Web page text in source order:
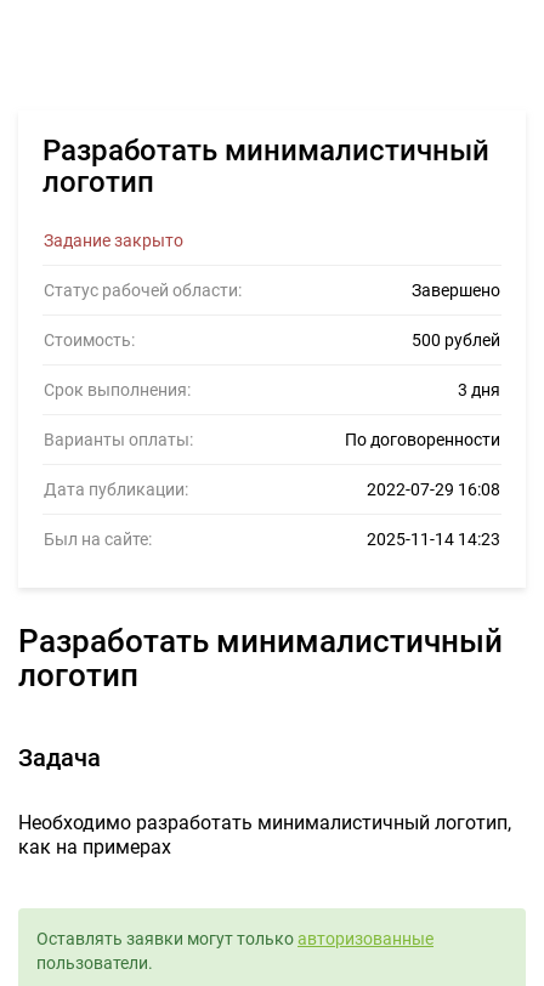
Разработать минималистичный
логотип
Задание закрыто
Статус рабочей области: Завершено
Стоимость: 500 рублей
Срок выполнения: 3 дня
Варианты оплаты: По договоренности
Дата публикации: 2022-07-29 16:08
Был на сайте: 2025-11-14 14:23
Разработать минималистичный
логотип
Задача
Необходимо разработать минималистичный логотип,
как на примерах
Оставлять заявки могут толькоавторизованные
пользователи.